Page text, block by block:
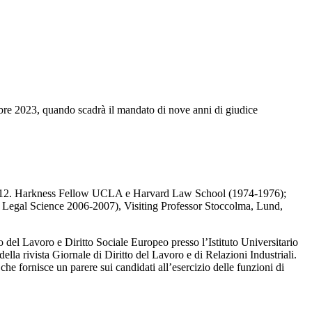
2023, quando scadrà il mandato di nove anni di giudice
Harkness Fellow UCLA e Harvard Law School (1974-1976);
Science 2006-2007), Visiting Professor Stoccolma, Lund,
Lavoro e Diritto Sociale Europeo presso l’Istituto Universitario
rivista Giornale di Diritto del Lavoro e di Relazioni Industriali.
fornisce un parere sui candidati all’esercizio delle funzioni di